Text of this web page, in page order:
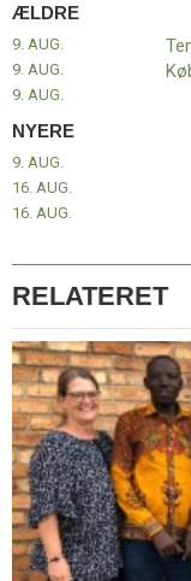
ÆLDRE
9. AUG.
9. AUG.
9. AUG.
NYERE
9. AUG.
16. AUG.
16. AUG.
RELATERET